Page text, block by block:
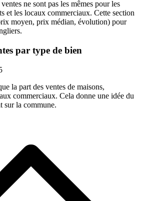
ne sont pas les mêmes pour les
et les locaux commerciaux. Cette section
moyen, prix médian, évolution) pour
par type de bien
la part des ventes de maisons,
commerciaux. Cela donne une idée du
sur la commune.